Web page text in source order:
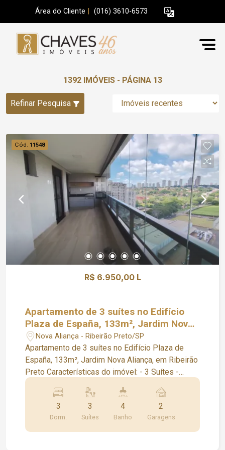
Área do Cliente (016) 3610-6573
1392 IMÓVEIS - PÁGINA 13
Refinar Pesquisa
Cód. 11548
R$ 6.950,00 L
Apartamento de 3 suítes no Edifício
Plaza de España, 133m², Jardim Nova
Aliança, em Ribeirão Preto
Nova Aliança - Ribeirão Preto/SP
Apartamento de 3 suítes no Edifício Plaza de
España, 133m², Jardim Nova Aliança, em Ribeirão
Preto Características do imóvel: - 3 Suítes -
Lavabo - Varanda com fechamento em vidro -
Varanda gourmet com churrasqueira - Sala 2
ambientes - Ar condicionado - 2 Vagas O
condomínio oferece: - Piscina aquecida -
Churrasqueira - Salão de festa - Academia -
3
Dorm.
3
Suítes
4
Banho
2
Garagens